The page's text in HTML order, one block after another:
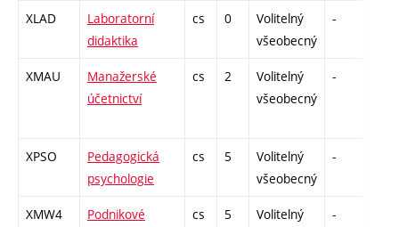
XLAD
Laboratorní
didaktika
cs 0
Volitelný
všeobecný
-
XMAU
Manažerské
účetnictví
cs 2
Volitelný
všeobecný
-
XPSO
Pedagogická
psychologie
cs 5
Volitelný
všeobecný
-
XMW4
Podnikové
cs 5
Volitelný
-